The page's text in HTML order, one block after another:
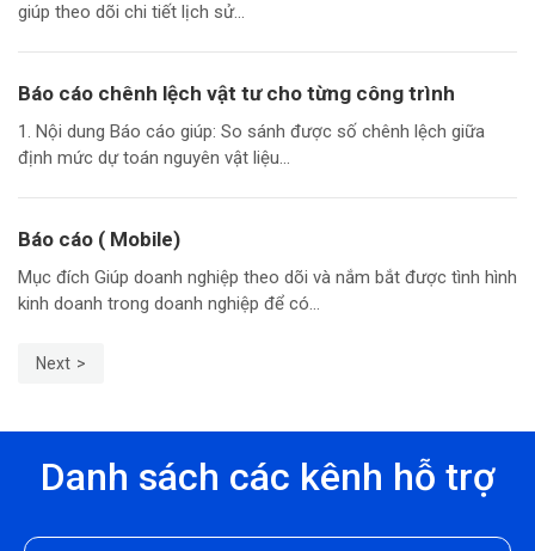
giúp theo dõi chi tiết lịch sử...
Báo cáo chênh lệch vật tư cho từng công trình
1. Nội dung Báo cáo giúp: So sánh được số chênh lệch giữa
định mức dự toán nguyên vật liệu...
Báo cáo ( Mobile)
Mục đích Giúp doanh nghiệp theo dõi và nắm bắt được tình hình
kinh doanh trong doanh nghiệp để có...
Next
Danh sách các kênh hỗ trợ